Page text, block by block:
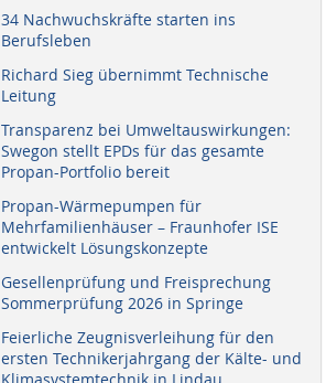
34 Nachwuchskräfte starten ins
Berufsleben
Richard Sieg übernimmt Technische
Leitung
Transparenz bei Umweltauswirkungen:
Swegon stellt EPDs für das gesamte
Propan-Portfolio bereit
Propan-Wärmepumpen für
Mehrfamilienhäuser – Fraunhofer ISE
entwickelt Lösungskonzepte
Gesellenprüfung und Freisprechung
Sommerprüfung 2026 in Springe
Feierliche Zeugnisverleihung für den
ersten Technikerjahrgang der Kälte- und